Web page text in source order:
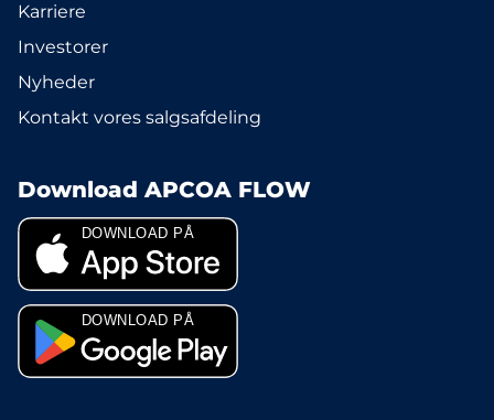
Karriere
Investorer
Nyheder
Kontakt vores salgsafdeling
Download APCOA FLOW